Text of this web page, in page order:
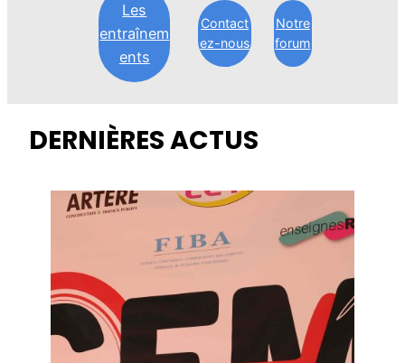
Les
entraînem
ents
Contact
ez-nous
Notre
forum
DERNIÈRES ACTUS